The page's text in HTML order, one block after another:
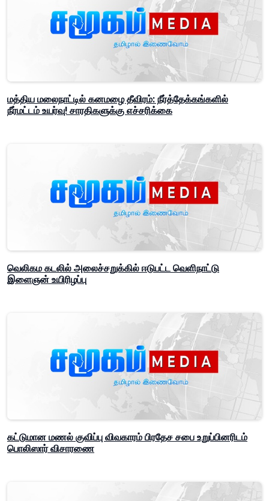
மத்திய மலைநாட்டில் கனமழை தீவிரம்: நீர்த்தேக்கங்களில்
நீர்மட்டம் உயர்வு! சாரதிகளுக்கு எச்சரிக்கை
வெலிகம கடலில் அலைச்சறுக்கில் ஈடுபட்ட வெளிநாட்டு
இளைஞன் உயிரிழப்பு
கட்டுமான மணல் குவிப்பு விவகாரம் பிரதேச சபை உறுப்பினரிடம்
பொலிஸார் விசாரணை